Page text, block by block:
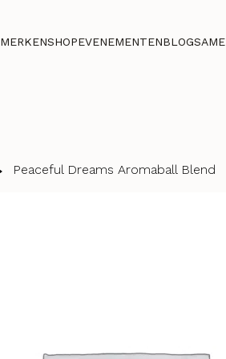
MERKENSHOPEVENEMENTENBLOG
Peaceful Dreams Aromaball Blend